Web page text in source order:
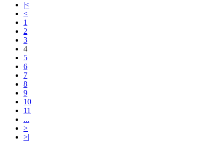
|<
<
1
2
3
4
5
6
7
8
9
10
11
...
>
>|